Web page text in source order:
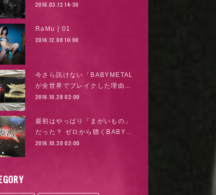
2016.03.12 14:30
RaMu | 01
2016.12.08 10:00
今さら訊けない「BABYMETAL
が全世界でブレイクした理由…
2016.10.28 02:00
最初はやっぱり「まがいもの」
だった？ ゼロから聴くBABY…
2016.10.30 02:00